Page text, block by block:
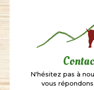
N'hésitez pas à
vous